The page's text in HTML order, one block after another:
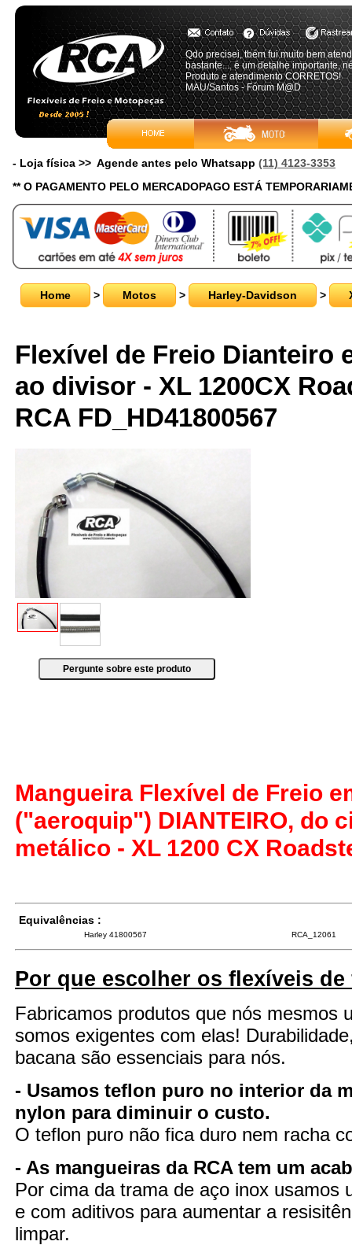
Qdo precisei, tbém fui muito bem
bastante.... é um detalhe importante,
Produto e atendimento CORRETOS!
MAU/Santos - Fórum M@D
- Loja física >> Agende antes pelo Whatsapp (11) 4123-3353
** O PAGAMENTO PELO MERCADOPAGO ESTÁ
Home > Motos > Harley-Davidson >
Flexível de Freio Dianteiro
ao divisor - XL 1200CX
RCA FD_HD41800567
Mangueira Flexível de Freio
("aeroquip") DIANTEIRO, do
metálico - XL 1200 CX
Equivalências :
Harley 41800567 RCA_12061
Por que escolher os flexíveis de
Fabricamos produtos que nós mesmos
somos exigentes com elas!
bacana são essenciais para nós.
- Usamos teflon puro no interior da
nylon para diminuir o custo.
O teflon puro não fica duro nem racha
- As mangueiras da RCA tem um
Por cima da trama de aço inox usamos
e com aditivos para aumentar a
limpar.